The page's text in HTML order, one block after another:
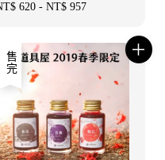
620 - NT$ 957
售完